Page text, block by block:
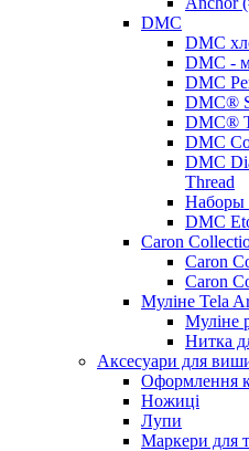
DMC
DMC
DMC -
DMC
DMC®
DMC®
DMC
DMC
Thread
Наборы
DMC
Caron
Caron
Caron
Муліне Tela
Муліне
Нитка
Аксесуари для
Оформлення
Ножиці
Лупи
Маркери для